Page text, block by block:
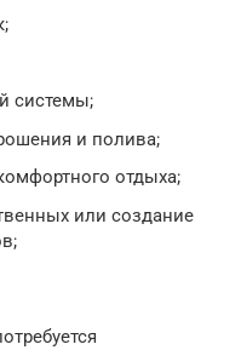
системы;
и полива;
отдыха;
или создание